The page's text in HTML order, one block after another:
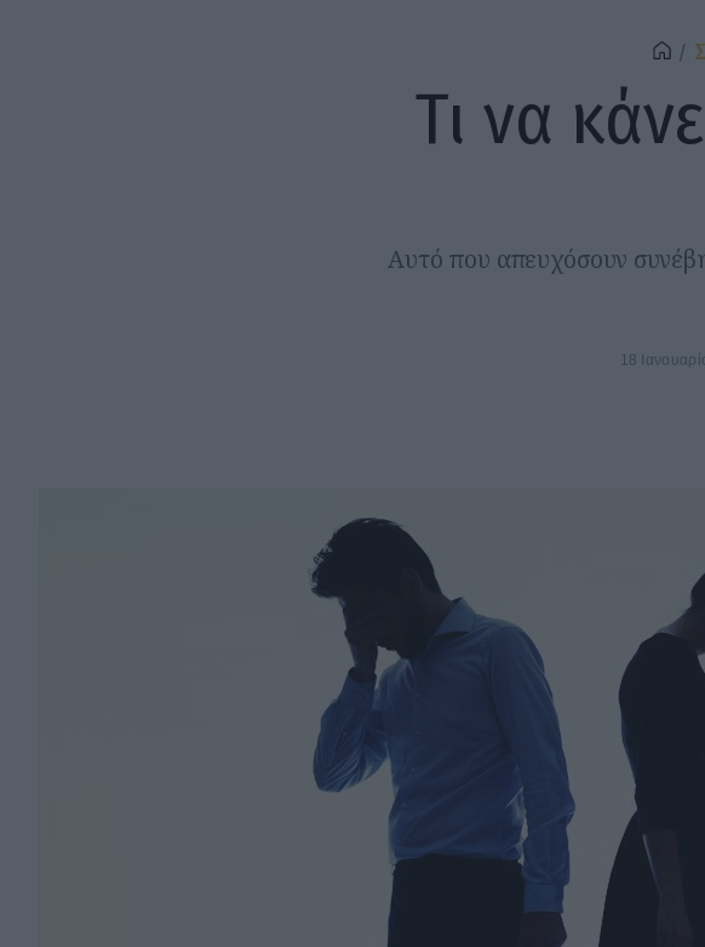
Τι να
Αυτό που απευχόσουν
18